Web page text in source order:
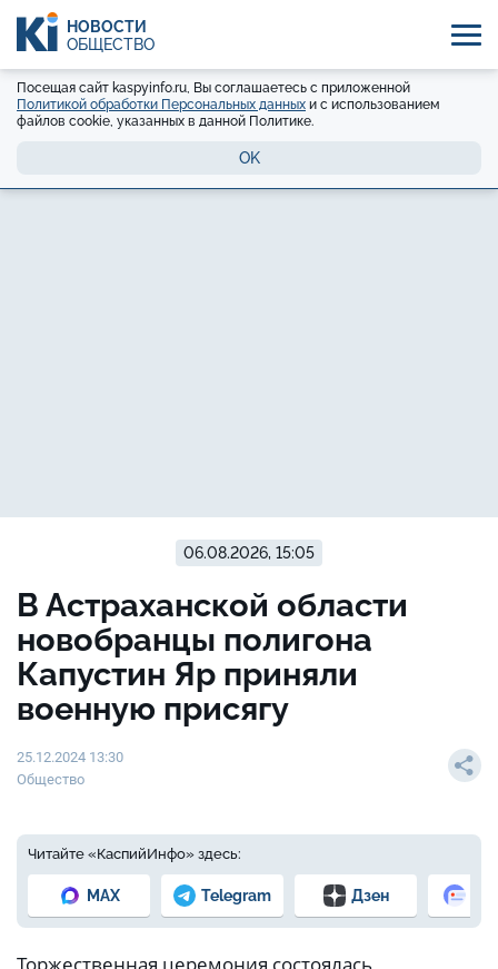
НОВОСТИ
ОБЩЕСТВО
Посещая сайт kaspyinfo.ru, Вы соглашаетесь с приложенной
Политикой обработки Персональных данных и с использованием
файлов cookie, указанных в данной Политике.
OK
06.08.2026, 15:05
В Астраханской области
новобранцы полигона
Капустин Яр приняли
военную присягу
25.12.2024 13:30
Общество
Читайте «КаспийИнфо» здесь:
MAX Telegram Дзен